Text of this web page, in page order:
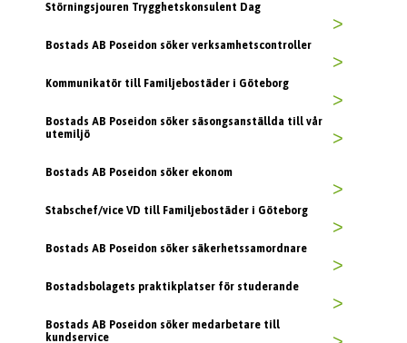
Störningsjouren Trygghetskonsulent Dag
>
Bostads AB Poseidon söker verksamhetscontroller
>
Kommunikatör till Familjebostäder i Göteborg
>
Bostads AB Poseidon söker säsongsanställda till vår
utemiljö
>
Bostads AB Poseidon söker ekonom
>
Stabschef/vice VD till Familjebostäder i Göteborg
>
Bostads AB Poseidon söker säkerhetssamordnare
>
Bostadsbolagets praktikplatser för studerande
>
Bostads AB Poseidon söker medarbetare till
kundservice